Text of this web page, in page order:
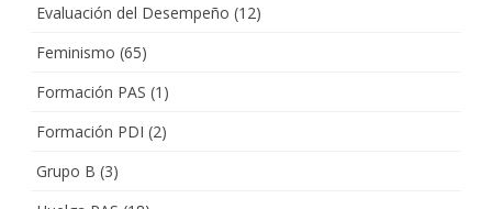
Evaluación del Desempeño (12)
Feminismo (65)
Formación PAS (1)
Formación PDI (2)
Grupo B (3)